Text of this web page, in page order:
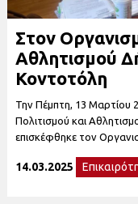
Στον
Αθλητισμού
Κοντοτόλη
Την Πέμπτη, 13 Μαρτίου
Πολιτισμού και
επισκέφθηκε τον
14.03.2025